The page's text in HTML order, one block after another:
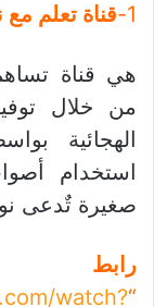
1- قناة تعلم مع
هي قناة
من خلال
الهجائية
استخدام
صغيرة تٌدعى
“
watch?